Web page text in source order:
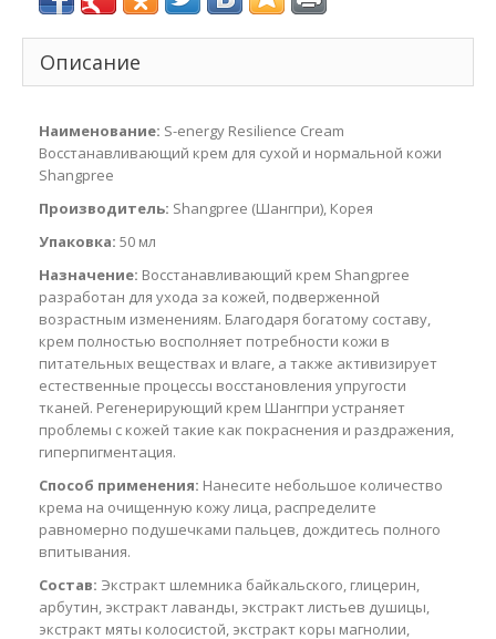
Описание
Наименование: S-energy Resilience Cream
Восстанавливающий крем для сухой и нормальной кожи
Shangpree
Производитель: Shangpree (Шангпри), Корея
Упаковка: 50 мл
Назначение: Восстанавливающий крем Shangpree
разработан для ухода за кожей, подверженной
возрастным изменениям. Благодаря богатому составу,
крем полностью восполняет потребности кожи в
питательных веществах и влаге, а также активизирует
естественные процессы восстановления упругости
тканей. Регенерирующий крем Шангпри устраняет
проблемы с кожей такие как покраснения и раздражения,
гиперпигментация.
Способ применения: Нанесите небольшое количество
крема на очищенную кожу лица, распределите
равномерно подушечками пальцев, дождитесь полного
впитывания.
Состав: Экстракт шлемника байкальского, глицерин,
арбутин, экстракт лаванды, экстракт листьев душицы,
экстракт мяты колосистой, экстракт коры магнолии,